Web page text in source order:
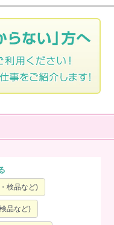
検品など)
品など)